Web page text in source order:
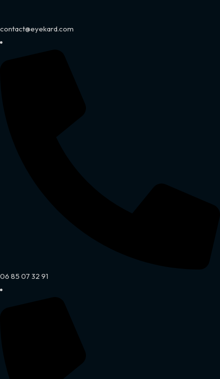
contact@eyekard.com
06 85 07 32 91